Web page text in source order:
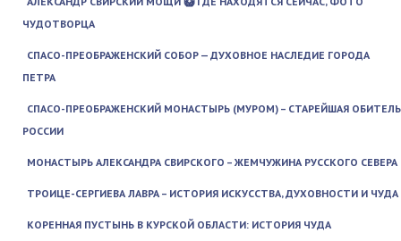
ЧУДОТВОРЦА
СПАСО-ПРЕОБРАЖЕНСКИЙ СОБОР — ДУХОВНОЕ НАСЛЕДИЕ ГОРОДА
ПЕТРА
СПАСО-ПРЕОБРАЖЕНСКИЙ МОНАСТЫРЬ (МУРОМ) – СТАРЕЙШАЯ ОБИТЕЛЬ
РОССИИ
МОНАСТЫРЬ АЛЕКСАНДРА СВИРСКОГО – ЖЕМЧУЖИНА РУССКОГО СЕВЕРА
ТРОИЦЕ-СЕРГИЕВА ЛАВРА – ИСТОРИЯ ИСКУССТВА, ДУХОВНОСТИ И ЧУДА
КОРЕННАЯ ПУСТЫНЬ В КУРСКОЙ ОБЛАСТИ: ИСТОРИЯ ЧУДА